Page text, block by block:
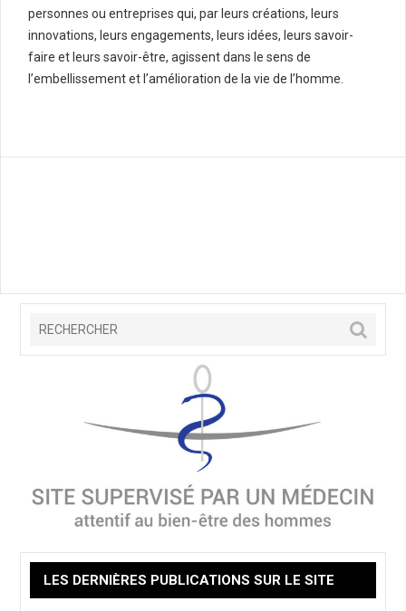
personnes ou entreprises qui, par leurs créations, leurs
innovations, leurs engagements, leurs idées, leurs savoir-
faire et leurs savoir-être, agissent dans le sens de
l’embellissement et l’amélioration de la vie de l’homme.
LES DERNIÈRES PUBLICATIONS SUR LE SITE